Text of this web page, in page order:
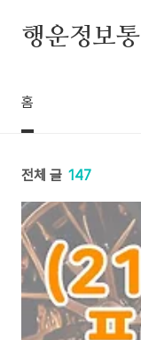
행운정보통
홈
전체 글 147